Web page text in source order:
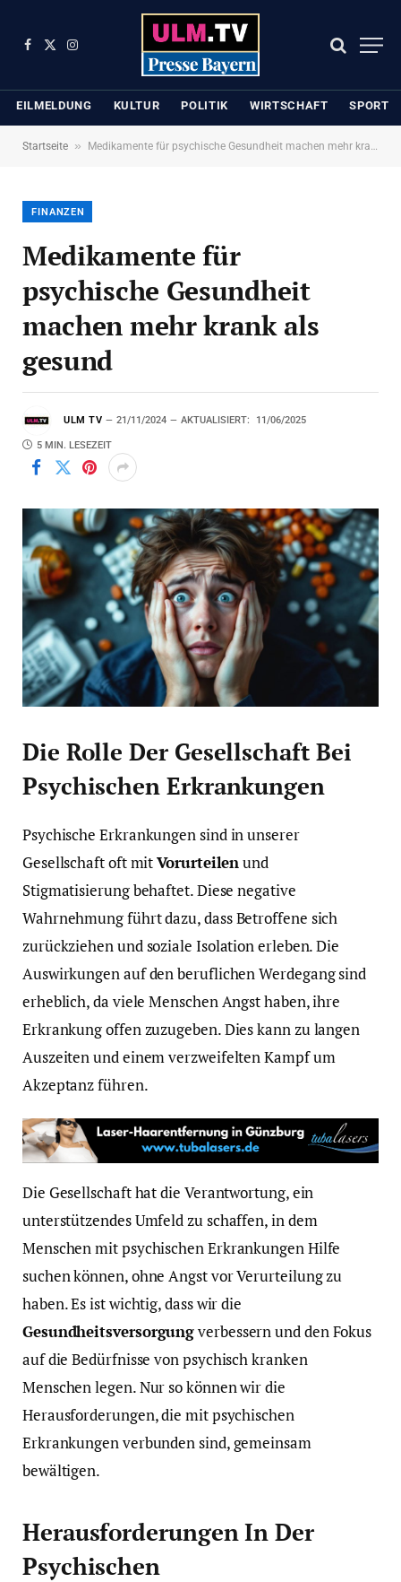
Facebook
X
Instagram
EILMELDUNG KULTUR POLITIK WIRTSCHAFT SPORT
Startseite » Medikamente für psychische Gesundheit machen mehr krank als gesund
FINANZEN
Medikamente für
psychische Gesundheit
machen mehr krank als
gesund
ULM TV 21/11/2024 AKTUALISIERT: 11/06/2025
5 MIN. LESEZEIT
Die Rolle Der Gesellschaft Bei
Psychischen Erkrankungen
Psychische Erkrankungen sind in unserer
Gesellschaft oft mitVorurteilenund
Stigmatisierung behaftet. Diese negative
Wahrnehmung führt dazu, dass Betroffene sich
zurückziehen und soziale Isolation erleben. Die
Auswirkungen auf den beruflichen Werdegang sind
erheblich, da viele Menschen Angst haben, ihre
Erkrankung offen zuzugeben. Dies kann zu langen
Auszeiten und einem verzweifelten Kampf um
Akzeptanz führen.
Die Gesellschaft hat die Verantwortung, ein
unterstützendes Umfeld zu schaffen, in dem
Menschen mit psychischen Erkrankungen Hilfe
suchen können, ohne Angst vor Verurteilung zu
haben. Es ist wichtig, dass wir die
Gesundheitsversorgungverbessern und den Fokus
auf die Bedürfnisse von psychisch kranken
Menschen legen. Nur so können wir die
Herausforderungen, die mit psychischen
Erkrankungen verbunden sind, gemeinsam
bewältigen.
Herausforderungen In Der
Psychischen